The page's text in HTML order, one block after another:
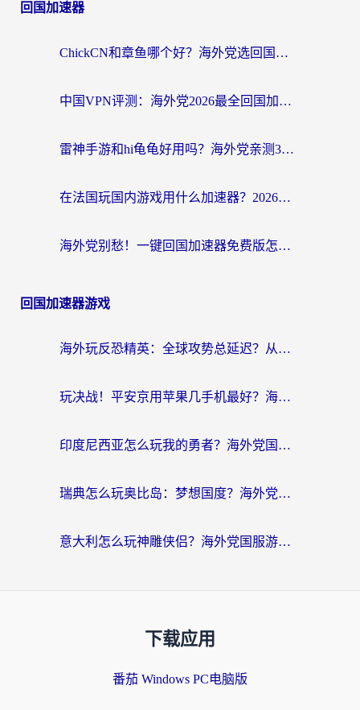
回国加速器
ChickCN和章鱼哪个好？海外党选回国加速器的3个关键维度 + 实用避坑指南
中国VPN评测：海外党2026最全回国加速器选择指南，告别地区限制不踩坑
雷神手游和hi龟龟好用吗？海外党亲测3款回国加速器，教你选对国外到国内加速器
在法国玩国内游戏用什么加速器？2026实测解决延迟卡顿的实用指南
海外党别愁！一键回国加速器免费版怎么选？从踩坑到流畅访问的全攻略
回国加速器游戏
海外玩反恐精英：全球攻势总延迟？从瑞典玩神武4到外国玩黎明觉醒，选对加速器才是关键！
玩决战！平安京用苹果几手机最好？海外党必看的设备+加速器双攻略
印度尼西亚怎么玩我的勇者？海外党国服游戏加速避坑指南（附实况五行师解决方案）
瑞典怎么玩奥比岛：梦想国度？海外党亲测有效的国服游戏加速全攻略
意大利怎么玩神雕侠侣？海外党国服游戏加速终极指南（附欧洲玩王者王国保卫战4不卡技巧）
下载应用
番茄 Windows PC电脑版